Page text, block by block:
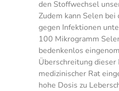
den Stoffwechsel
Zudem kann Selen
gegen Infektionen
100 Mikrogramm
bedenkenlos
Überschreitung
medizinischer Rat
hohe Dosis zu